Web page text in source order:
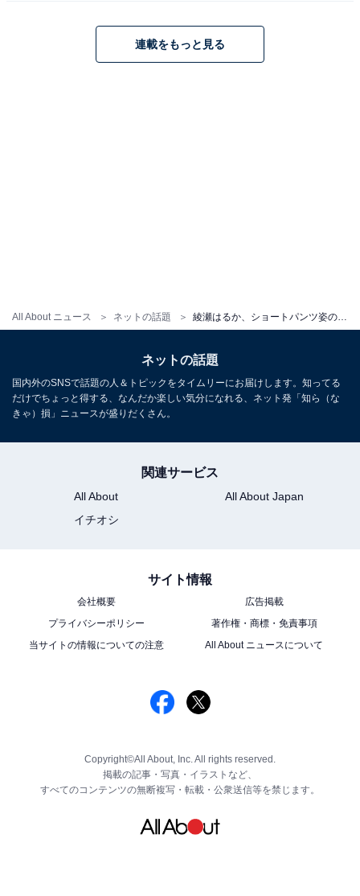
All About ニュース ネットの話題
連載をもっと見る
ネットの話題
国内外のSNSで話題の人＆トピックをタイムリーにお届けします。知ってる
だけでちょっと得する、なんだか楽しい気分になれる、ネット発「知ら（な
きゃ）損」ニュースが盛りだくさん。
関連サービス
All About
All About Japan
イチオシ
サイト情報
会社概要
広告掲載
プライバシーポリシー
著作権・商標・免責事項
当サイトの情報についての注意
All About ニュースについて
Copyright©All About, Inc. All rights reserved.
掲載の記事・写真・イラストなど、
すべてのコンテンツの無断複写・転載・公衆送信等を禁じます。